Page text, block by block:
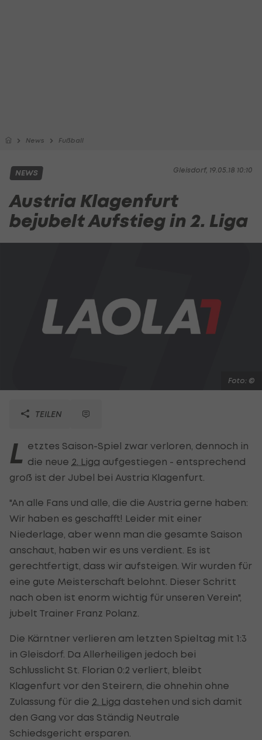
News Fußball
Gleisdorf, 19.05.18 10:10
NEWS
Austria Klagenfurt
bejubelt Aufstieg in 2. Liga
Foto: ©
TEILEN
L etztes Saison-Spiel zwar verloren, dennoch in
die neue 2. Liga aufgestiegen - entsprechend
groß ist der Jubel bei Austria Klagenfurt.
"An alle Fans und alle, die die Austria gerne haben:
Wir haben es geschafft! Leider mit einer
Niederlage, aber wenn man die gesamte Saison
anschaut, haben wir es uns verdient. Es ist
gerechtfertigt, dass wir aufsteigen. Wir wurden für
eine gute Meisterschaft belohnt. Dieser Schritt
nach oben ist enorm wichtig für unseren Verein",
jubelt Trainer Franz Polanz.
Die Kärntner verlieren am letzten Spieltag mit 1:3
in Gleisdorf. Da Allerheiligen jedoch bei
Schlusslicht St. Florian 0:2 verliert, bleibt
Klagenfurt vor den Steirern, die ohnehin ohne
Zulassung für die 2. Liga dastehen und sich damit
den Gang vor das Ständig Neutrale
Schiedsgericht ersparen.